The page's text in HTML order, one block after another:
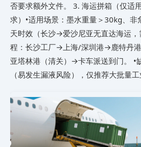
否要求额外文件。 3. ​海运拼箱（仅适
求）​​ •​适用场景​：墨水重量＞30kg、
天时效（长沙→爱沙尼亚无直达海运，
程​：长沙工厂→上海/深圳港→鹿特丹
亚塔林港（清关）→卡车派送到门。 •​
（易发生漏液风险），仅推荐大批量工